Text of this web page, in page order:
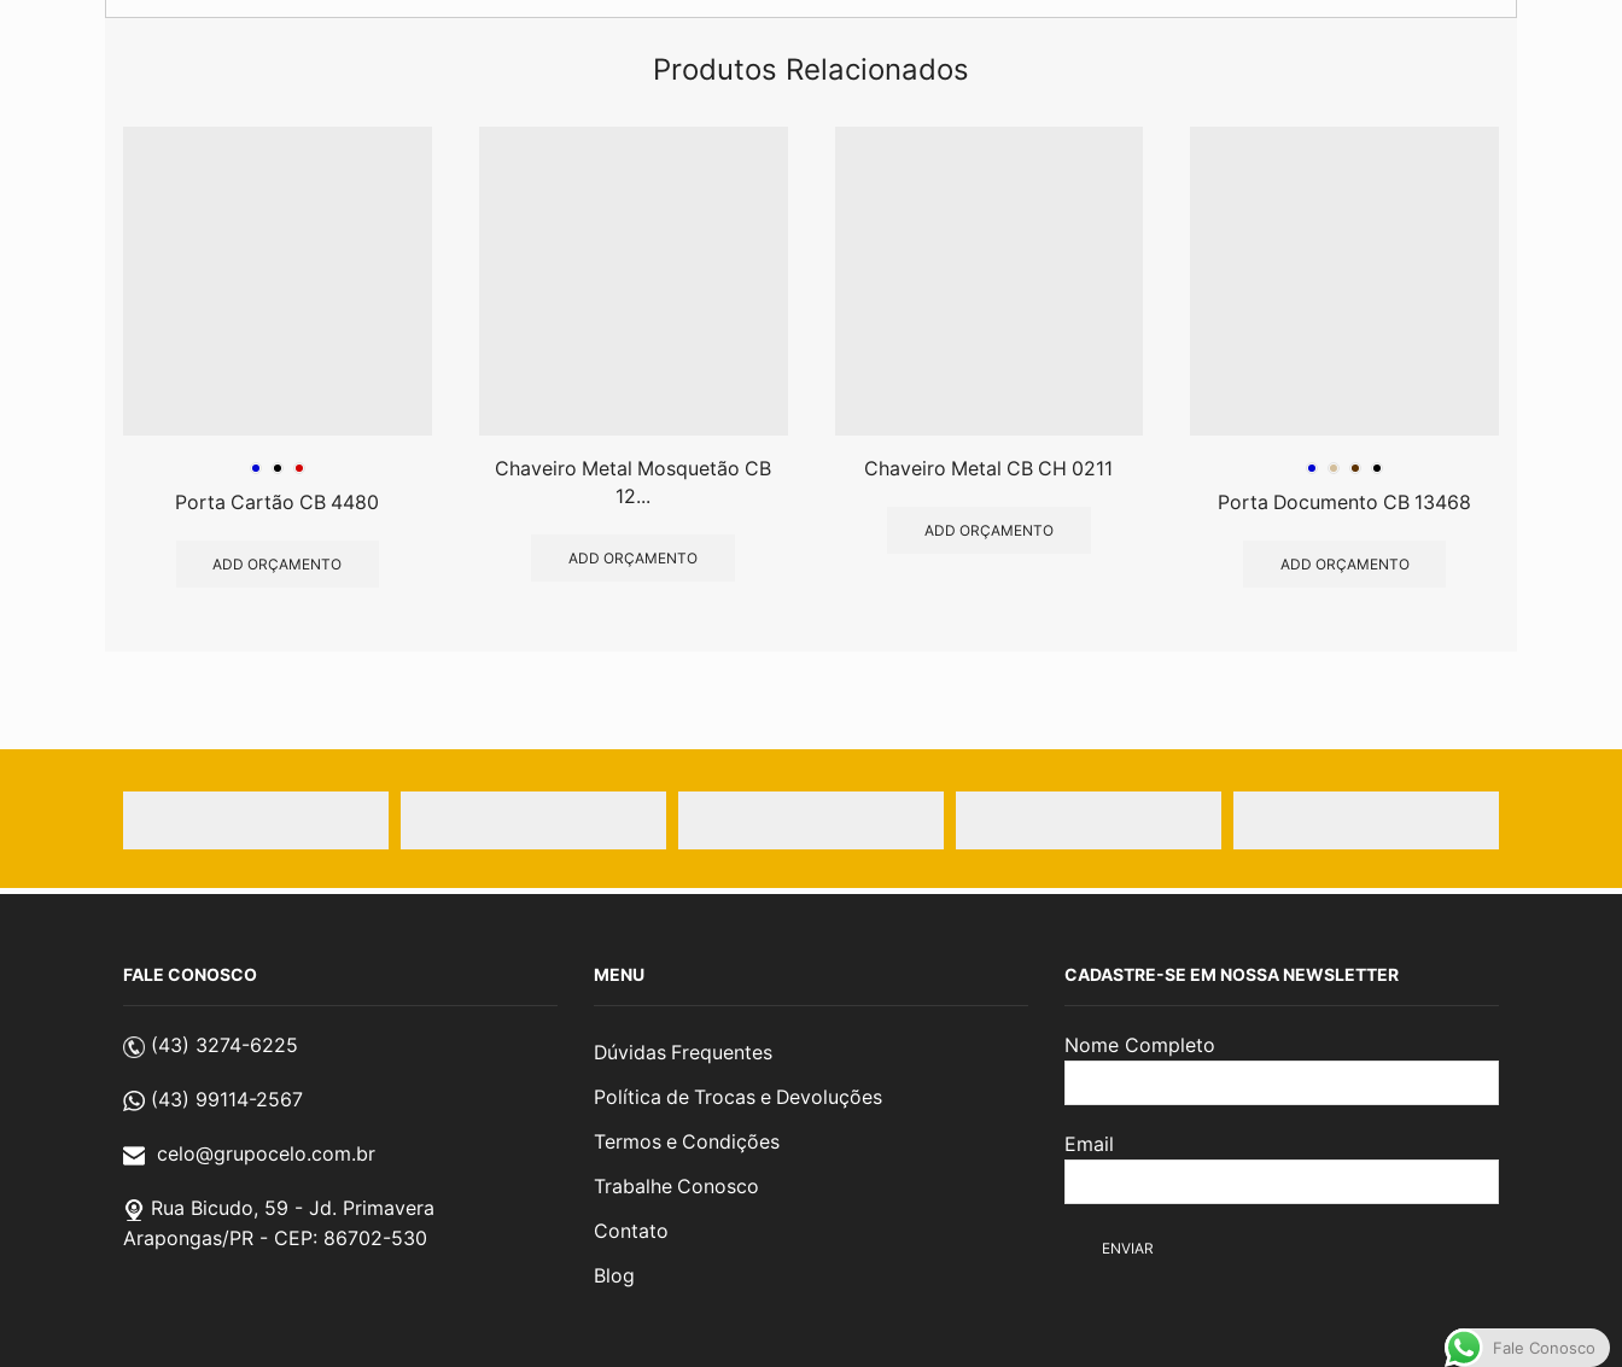
Produtos Relacionados
Porta Cartão CB 4480
ADD ORÇAMENTO
Chaveiro Metal Mosquetão CB
12...
ADD ORÇAMENTO
Chaveiro Metal CB CH 0211
ADD ORÇAMENTO
Porta Documento CB 13468
ADD ORÇAMENTO
FALE CONOSCO
(43) 3274-6225
(43) 99114-2567
celo@grupocelo.com.br
Rua Bicudo, 59 - Jd. Primavera
Arapongas/PR - CEP: 86702-530
MENU
Dúvidas Frequentes
Política de Trocas e Devoluções
Termos e Condições
Trabalhe Conosco
Contato
Blog
CADASTRE-SE EM NOSSA NEWSLETTER
Nome Completo
Email
Fale Conosco